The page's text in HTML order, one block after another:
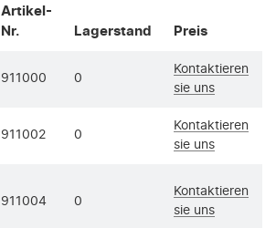
Artikel-
Nr.
Lagerstand Preis
911000 0
Kontaktieren
sie uns
911002 0
Kontaktieren
sie uns
911004 0
Kontaktieren
sie uns